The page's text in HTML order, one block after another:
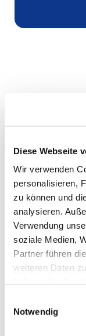
Diese Webseite
Wir verwenden
personalisieren,
zu können und
analysieren.
Verwendung
soziale Medien,
Partner führen
weiteren Daten
Notwendig